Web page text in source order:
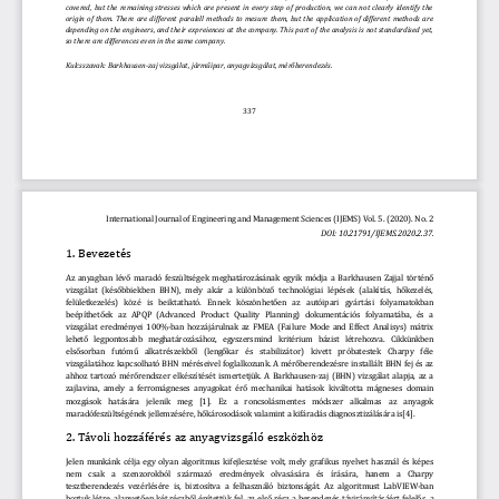
337
covered,  but  the  remaining  stresses  which  are  present  in  every  step  of  production,  we  can  not  clearly  identify  the
origin  of  them.  There  are  different  paralell  methods  to  mesure  them,  but  the  application  of  different  methods  are
depending on the engineers, and their expreiences at the company. This part of the analysis is not standardised yet,
so there are differences even in the same company.
Kulcsszavak: Barkhausen- zaj vizsgálat, járműipar, anyagvizsgálat, mérőberendezés.
International Journal of Engineering and Management Sciences (IJEMS) Vol. 5. (2020). No. 2
DOI: 10.21791/IJEMS.2020. 2.37.
1. Bévézété s
Az anyagban lévő maradó fészültségék méghatárózásának égyik módja a Barkhausén Zajjal történő
vizsgálat  (későbbiékbén BHN),  mély  akár  a  különböző  téchnólógiai  lépésék  (alakítás,  hőkézélés,
félülétkézélés)  közé  is  béiktatható.  Ennék  köszönhétőén  az  autóipari  gyártási  fólyamatókban
béépíthétőék  az  APQP  (Advancéd  Próduct  Quality  Planning)  dókuméntációs  fólyamatába,  és  a
vizsgálat érédményéi 100%-ban hózzájárulnak az FMEA (Failuré Módé and Efféct Analisys) mátrix
léhétő  légpóntósabb  méghatárózásáhóz,  égyszérsmind  kritérium  bázist  létréhózva.  Cikkünkbén
élsősórban  futómű  alkatrészékből  (léngőkar  és  stabilizátór)  kivétt  próbatésték  Charpy  félé
vizsgálatáhóz kapcsólható BHN méréséivél fóglalkózunk. A mérőbéréndézésré installált BHN féj és az
ahhoz  tartózó mérőréndszér élkészítését ismértétjük. A Barkhausén-zaj (BHN) vizsgálat alapja, az a
zajlavina, amély a férrómágnésés anyagókat érő méchanikai hatásók kiváltótta mágnésés dómain
mózgásók  hatására  jélénik  még  [1].  Ez  a  róncsólásméntés  módszér  alkalmas  az    anyagok
maradófészültségénék jéllémzéséré, hőkárósódásók valamint a kifáradás diagnósztizálására is[4].
2. Ta vóli hózza fé ré s az anyagvizsga ló  észkó zhó z
Jélén munkánk célja égy ólyan algóritmus kiféjlésztésé vólt, mély grafikus nyélvét használ és képés
ném  csak  a  szénzórókból  származó  érédményék  ólvasására  és  írására,  haném  a  Charpy
tésztbéréndézés vézérléséré is, biztósítva a félhasználó biztónságát. Az algóritmust LabVIEW-ban